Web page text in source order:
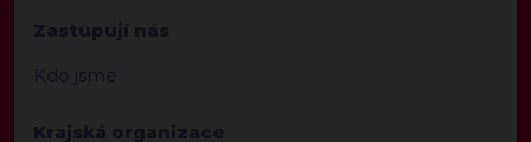
Zastupují nás
Kdo jsme
Krajská organizace